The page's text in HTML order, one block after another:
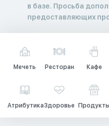
в базе. Просьба
предоставляющих
Мечеть Ресторан Кафе
АтрибутикаЗдоровье